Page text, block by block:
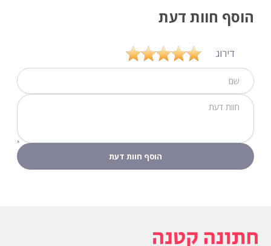
הוסף חוות דעת
דירוג